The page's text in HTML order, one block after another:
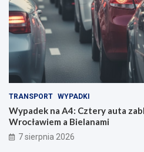
TRANSPORT WYPADKI
Wypadek na A4: Cztery auta
Wrocławiem a Bielanami
7 sierpnia 2026